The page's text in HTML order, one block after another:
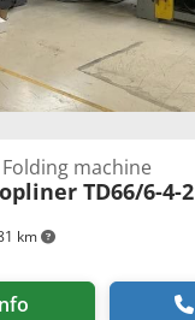
km
machine
TD66/6-4-2